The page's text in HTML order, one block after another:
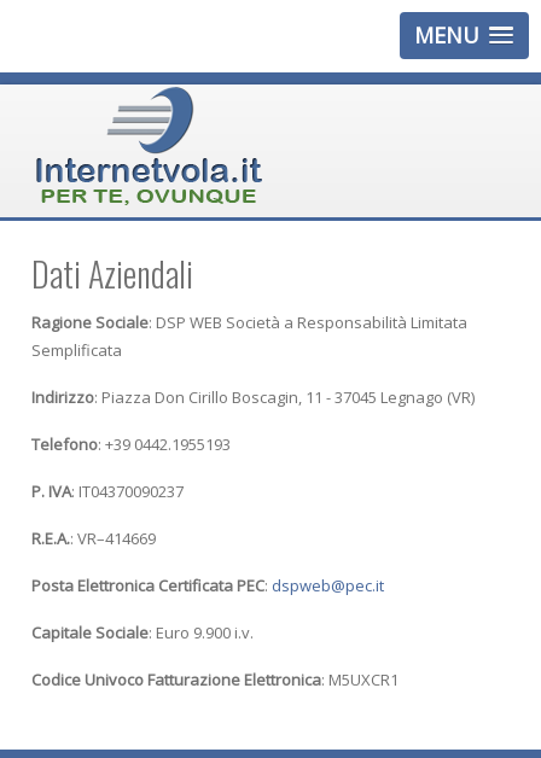
MENU
Dati Aziendali
Ragione Sociale: DSP WEB Società a Responsabilità Limitata
Semplificata
Indirizzo: Piazza Don Cirillo Boscagin, 11 - 37045 Legnago (VR)
Telefono: +39 0442.1955193
P. IVA: IT04370090237
R.E.A.: VR–414669
Posta Elettronica Certificata PEC: dspweb@pec.it
Capitale Sociale: Euro 9.900 i.v.
Codice Univoco Fatturazione Elettronica: M5UXCR1